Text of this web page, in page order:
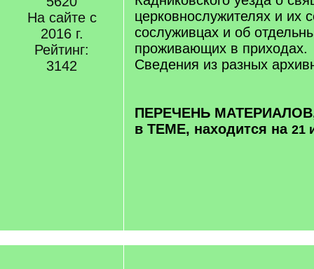
На сайте с
2016 г.
Рейтинг:
3142
церковнослужителях и их
сослуживцах и об
проживающих в приходах.
Сведения из разных
ПЕРЕЧЕНЬ
в ТЕМЕ, находится на 21